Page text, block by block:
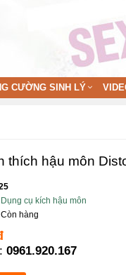
CƯỜNG SINH LÝ
thích hậu môn
Dụng cụ kích hậu môn
hàng
0961.920.167